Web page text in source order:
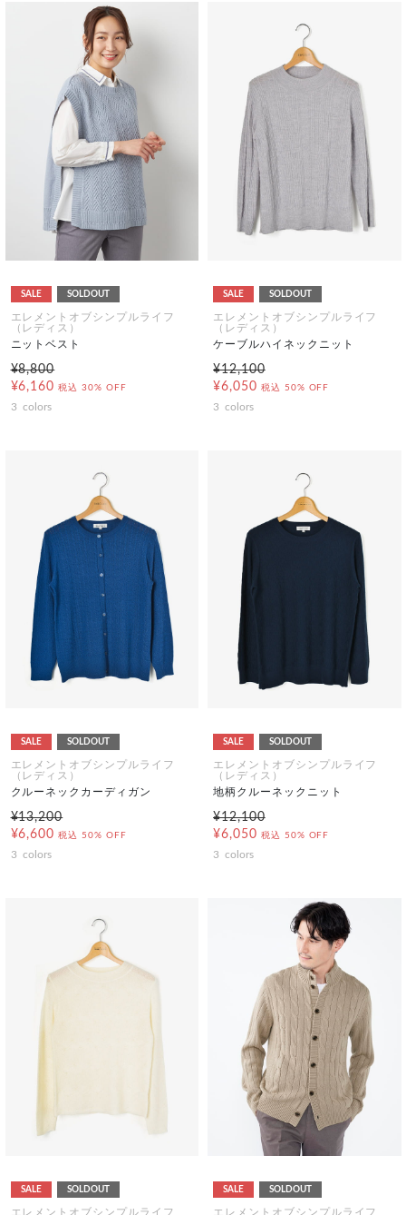
SALE SOLDOUT
エレメントオブシンプルライフ
（レディス）
ニットベスト
¥8,800
¥6,160 税込 30% OFF
3 colors
SALE SOLDOUT
エレメントオブシンプルライフ
（レディス）
ケーブルハイネックニット
¥12,100
¥6,050 税込 50% OFF
3 colors
SALE SOLDOUT
エレメントオブシンプルライフ
（レディス）
クルーネックカーディガン
¥13,200
¥6,600 税込 50% OFF
3 colors
SALE SOLDOUT
エレメントオブシンプルライフ
（レディス）
地柄クルーネックニット
¥12,100
¥6,050 税込 50% OFF
3 colors
SALE SOLDOUT
エレメントオブシンプルライフ
SALE SOLDOUT
エレメントオブシンプルライフ